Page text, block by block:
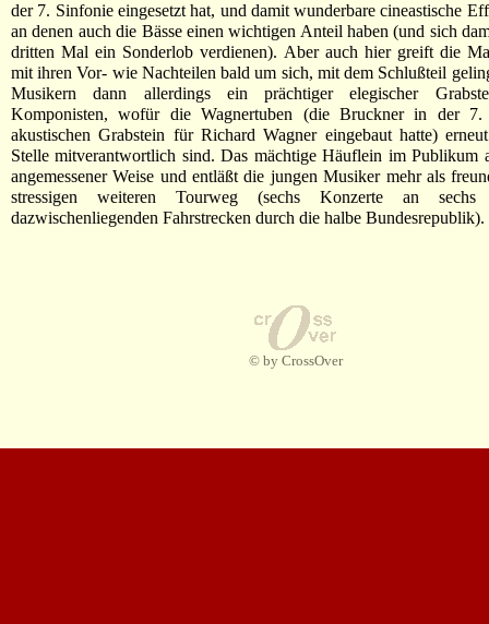
der 7. Sinfonie eingesetzt hat, und damit wunderbare cineastische
an denen auch die Bässe einen wichtigen Anteil haben (und sich
dritten Mal ein Sonderlob verdienen). Aber auch hier greift die
mit ihren Vor- wie Nachteilen bald um sich, mit dem Schlußteil
Musikern dann allerdings ein prächtiger elegischer
Komponisten, wofür die Wagnertuben (die Bruckner in der 7.
akustischen Grabstein für Richard Wagner eingebaut hatte)
Stelle mitverantwortlich sind. Das mächtige Häuflein im Publikum
angemessener Weise und entläßt die jungen Musiker mehr als
stressigen weiteren Tourweg (sechs Konzerte an
dazwischenliegenden Fahrstrecken durch die halbe Bundesrepublik).
© by CrossOver